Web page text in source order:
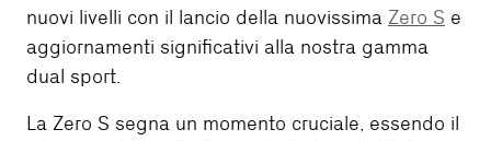
nuovi livelli con il lancio della nuovissima Zero S e
aggiornamenti significativi alla nostra gamma
dual sport.
La Zero S segna un momento cruciale, essendo il